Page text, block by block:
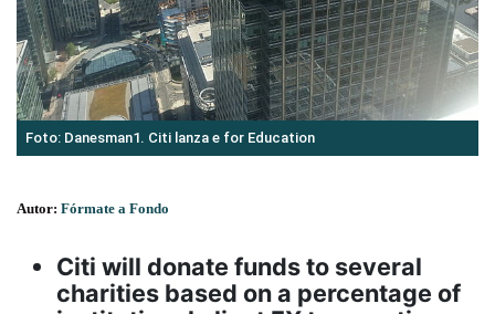
Foto: Danesman1. Citi lanza e for Education
Autor: Fórmate a Fondo
Citi will donate funds to several
charities based on a percentage of